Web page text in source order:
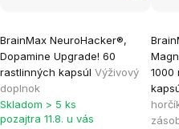
BrainMax NeuroHacker®,
Dopamine Upgrade! 60
rastlinných kapsúl Výživový
doplnok
hodnotenie
produktu
je
4,5
z
Skladom > 5 ks
pozajtra 11.8. u vás
1000
je
4,8
z